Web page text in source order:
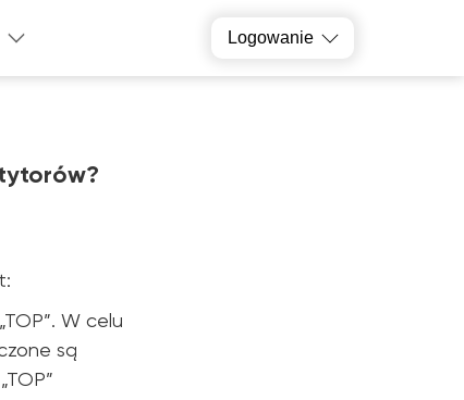
Logowanie
W celu
są